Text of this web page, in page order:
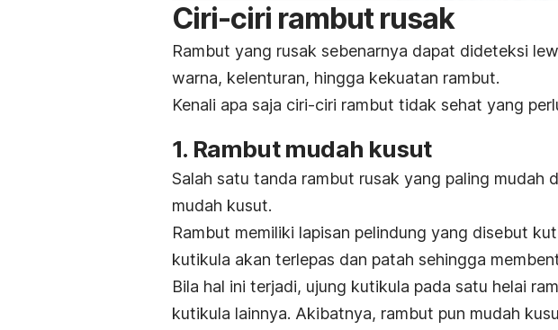
Ciri-ciri rambut rusak
Rambut yang rusak sebenarnya dapat dideteksi
warna, kelenturan, hingga kekuatan rambut.
Kenali apa saja ciri-ciri rambut tidak sehat yang
1. Rambut mudah kusut
Salah satu tanda rambut rusak yang paling mudah
mudah kusut.
Rambut memiliki lapisan pelindung yang disebut
kutikula akan terlepas dan patah sehingga
Bila hal ini terjadi, ujung kutikula pada satu helai
kutikula lainnya. Akibatnya, rambut pun mudah